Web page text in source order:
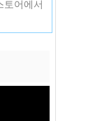
토어에서